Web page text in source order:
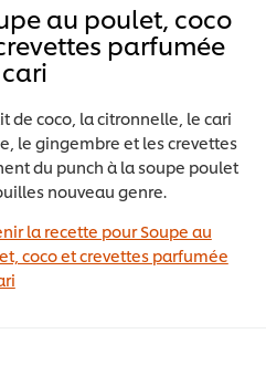
au poulet, coco
parfumée
de coco, la citronnelle, le cari
le gingembre et les crevettes
du punch à la soupe poulet
nouveau genre.
la recette pour Soupe au
coco et crevettes parfumée